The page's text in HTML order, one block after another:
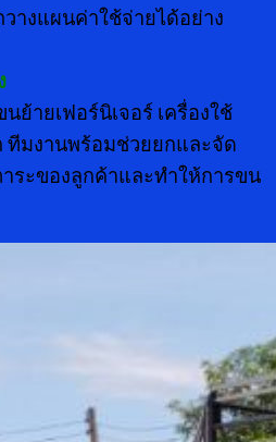
างแผนค่าใช้จ่ายได้อย่าง
ย้ายเฟอร์นิเจอร์ เครื่องใช้
ทีมงานพร้อมช่วยยกและจัด
าระของลูกค้าและทำให้การขน